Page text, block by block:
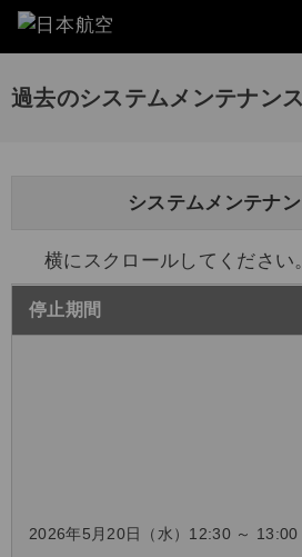
過去のシステムメンテナン
システムメンテナ
横にスクロールしてください
停止期間
2026年5月20日（水）12:30 ～ 13:00